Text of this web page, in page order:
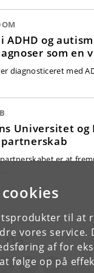
til at
vores service.
af for
følge op på
ADHD og
som en
diagnosticeret med
Universitet
er at
på: